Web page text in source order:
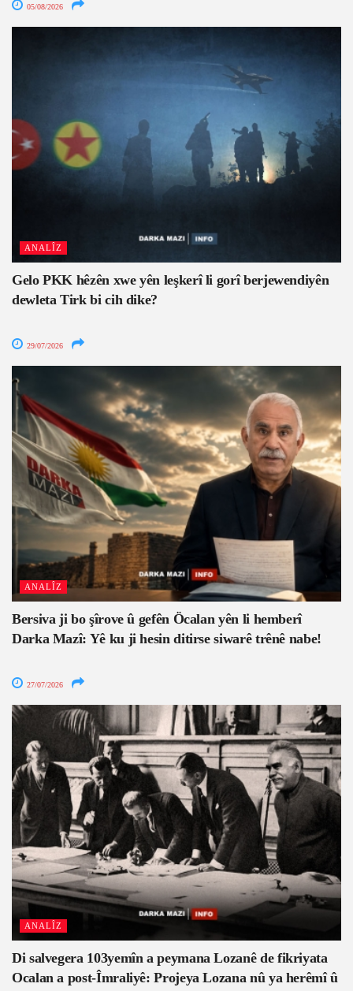
05/08/2026
ANALÎZ
Gelo PKK hêzên xwe yên leşkerî li gorî berjewendiyên
dewleta Tirk bi cih dike?
29/07/2026
ANALÎZ
Bersiva ji bo şîrove û gefên Öcalan yên li hemberî
Darka Mazî: Yê ku ji hesin ditirse siwarê trênê nabe!
27/07/2026
ANALÎZ
Di salvegera 103yemîn a peymana Lozanê de fikriyata
Ocalan a post-Îmraliyê: Projeya Lozana nû ya herêmî û